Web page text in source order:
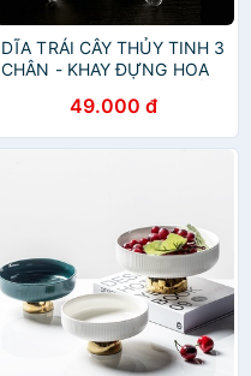
DĨA TRÁI CÂY THỦY TINH 3
CHÂN - KHAY ĐỰNG HOA
ĐỰNG TRÁI CÂY
49.000 đ